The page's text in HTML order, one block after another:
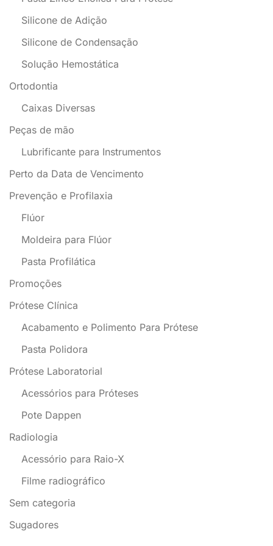
Silicone de Adição
Silicone de Condensação
Solução Hemostática
Ortodontia
Caixas Diversas
Peças de mão
Lubrificante para Instrumentos
Perto da Data de Vencimento
Prevenção e Profilaxia
Flúor
Moldeira para Flúor
Pasta Profilática
Promoções
Prótese Clínica
Acabamento e Polimento Para Prótese
Pasta Polidora
Prótese Laboratorial
Acessórios para Próteses
Pote Dappen
Radiologia
Acessório para Raio-X
Filme radiográfico
Sem categoria
Sugadores